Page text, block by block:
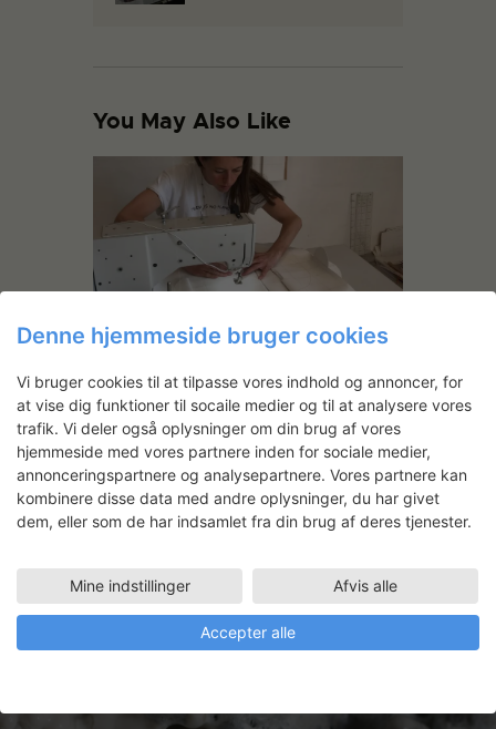
You May Also Like
Atelier plan 2 (109 m2)
Denne hjemmeside bruger cookies
Vi bruger cookies til at tilpasse vores indhold og annoncer, for
at vise dig funktioner til socaile medier og til at analysere vores
trafik. Vi deler også oplysninger om din brug af vores
hjemmeside med vores partnere inden for sociale medier,
annonceringspartnere og analysepartnere. Vores partnere kan
kombinere disse data med andre oplysninger, du har givet
dem, eller som de har indsamlet fra din brug af deres tjenester.
Mine indstillinger Afvis alle
Accepter alle